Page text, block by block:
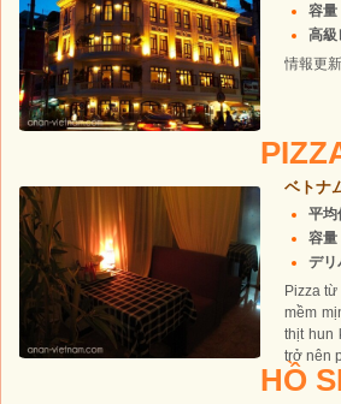
容量
高級
情報更
ベトナ
平均
容量
デリ
Pizza
mềm
thịt hun
trở nên
HỒ